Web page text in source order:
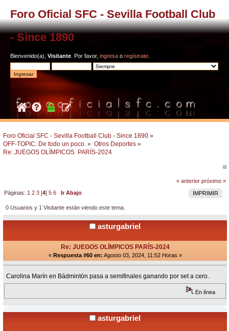
Foro Oficial SFC - Sevilla Football Club
- Since 1890
Bienvenido(a), Visitante . Por favor, ingresa o regístrate
Foro Oficial SFC - Sevilla Football Club - Since 1890 »
OFF-TOPIC: De todo un poco. » Otros Deportes »
Re: JUEGOS OLÍMPICOS  PARÍS-2024
« anterior próximo »
IMPRIMIR
Páginas: 1 2 3 [4]5 6 Ir Abajo
0 Usuarios y 1 Visitante están viendo este tema.
asturgabriel
Re: JUEGOS OLÍMPICOS PARÍS-2024
« Respuesta #60 en: Agosto 03, 2024, 11:52 Horas »
Carolina Marín en Bádmintón pasa a semifinales ganando por set a cero.
En línea
asturgabriel